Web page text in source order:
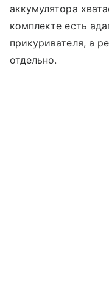
аккумулятора
комплекте есть
прикуривателя, а
отдельно.